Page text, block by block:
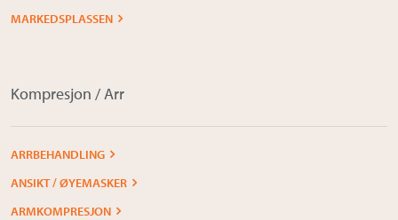
MARKEDSPLASSEN
Kompresjon / Arr
ARRBEHANDLING
ANSIKT / ØYEMASKER
ARMKOMPRESJON